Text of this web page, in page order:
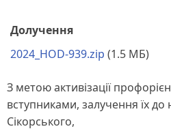
Долучення
2024_HOD-939.zip (1.5 МБ)
З метою активізації
вступниками, залучення їх до
Сікорського,